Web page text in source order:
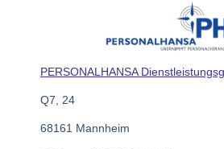
PERSONALHANSA Die
Q7, 24
68161 Mannheim